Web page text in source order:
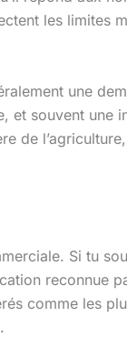
les limites
une
et souvent
de
Si tu
reconnue
comme les